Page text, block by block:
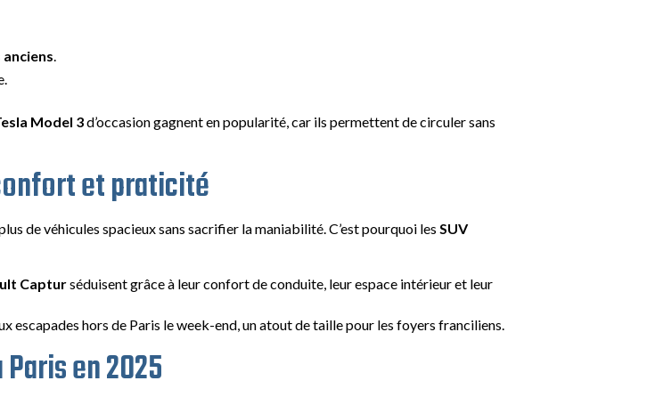
.
Model 3d’occasion gagnent en popularité, car ils permettent de circuler sans
et praticité
de véhicules spacieux sans sacrifier la maniabilité. C’est pourquoi lesSUV
Capturséduisent grâce à leur confort de conduite, leur espace intérieur et leur
escapades hors de Paris le week-end, un atout de taille pour les foyers franciliens.
en 2025